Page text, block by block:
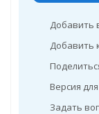
Добавить
Добавить
Версия
Задать